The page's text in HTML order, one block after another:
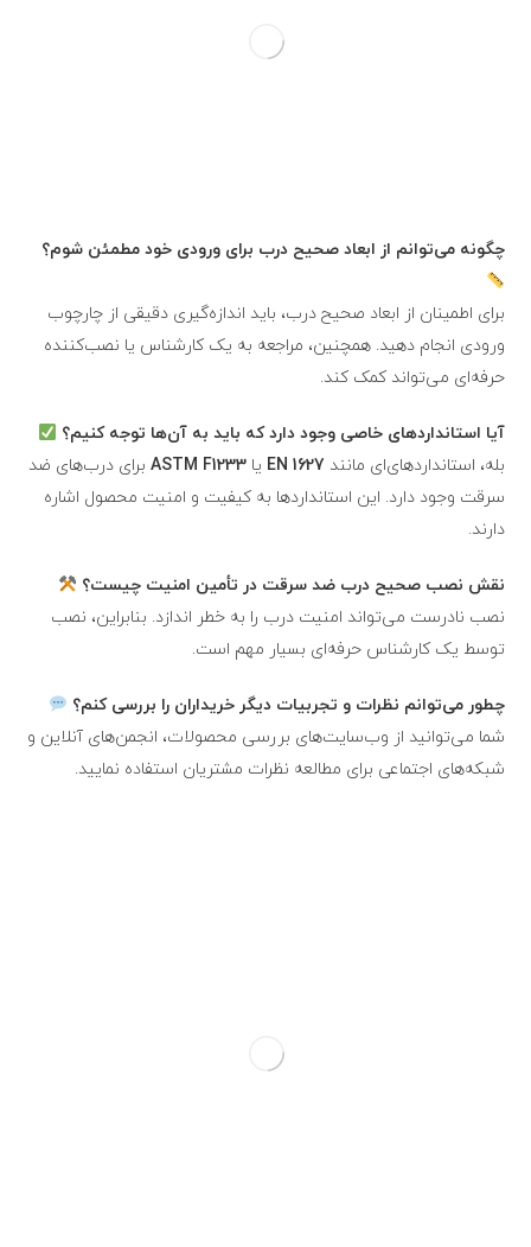
چگونه می‌توانم از ابعاد صحیح درب برای ورودی خود مطمئن شوم؟
برای اطمینان از ابعاد صحیح درب، باید اندازه‌گیری دقیقی از چارچوب
ورودی انجام دهید. همچنین، مراجعه به یک کارشناس یا نصب‌کننده
حرفه‌ای می‌تواند کمک کند.
آیا استانداردهای خاصی وجود دارد که باید به آن‌ها توجه کنیم؟
بله، استانداردهای‌ای مانند EN 1627 یاASTM F1233 برای درب‌های ضد
سرقت وجود دارد. این استانداردها به کیفیت و امنیت محصول اشاره
دارند.
نقش نصب صحیح درب ضد سرقت در تأمین امنیت چیست؟
نصب نادرست می‌تواند امنیت درب را به خطر اندازد. بنابراین، نصب
توسط یک کارشناس حرفه‌ای بسیار مهم است.
چطور می‌توانم نظرات و تجربیات دیگر خریداران را بررسی کنم؟
شما می‌توانید از وب‌سایت‌های بررسی محصولات، انجمن‌های آنلاین و
شبکه‌های اجتماعی برای مطالعه نظرات مشتریان استفاده نمایید.